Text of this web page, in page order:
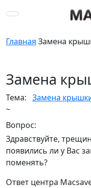
Главная Замена
Замена
Тема: Замена
~
Вопрос:
Здравствуйте,
появились ли у Вас
поменять?
Ответ центра